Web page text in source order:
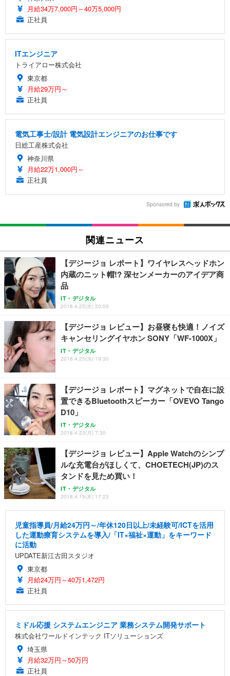
月給34万7,000円～40万5,000円
正社員
ITエンジニア
トライアロー株式会社
東京都
月給29万円～
正社員
電気工事士/設計 電気設計エンジニアのお仕事です
日総工産株式会社
神奈川県
月給22万1,000円～
正社員
Sponsored by
関連ニュース
【デジージョ レポート】ワイヤレスヘッドホン
内蔵のニット帽!? 深センメーカーのアイデア商
品
IT・デジタル
2018.4.25(水) 20:00
【デジージョ レビュー】お昼寝も快適！ノイズ
キャンセリングイヤホン SONY「WF-1000X」
IT・デジタル
2018.4.25(水) 19:30
【デジージョ レポート】マグネットで自在に設
置できるBluetoothスピーカー「OVEVO Tango
D10」
IT・デジタル
2018.4.23(月) 7:30
【デジージョ レビュー】Apple Watchのシンプ
ルな充電台がほしくて、CHOETECH(JP)のス
タンドを見ため買い！
IT・デジタル
2018.4.19(木) 17:23
児童指導員/月給24万円～/年休120日以上/未経験可/ICTを活用
した運動療育システムを導入/「IT×福祉×運動」をキーワード
に活動
UPDATE新江古田スタジオ
東京都
月給24万円～40万1,472円
正社員
ミドル応援 システムエンジニア 業務システム開発サポート
株式会社ワールドインテック ITソリューションズ
埼玉県
月給32万円～50万円
正社員